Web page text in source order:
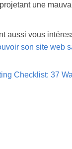
une
aussi vous
son site web
Checklist: 37